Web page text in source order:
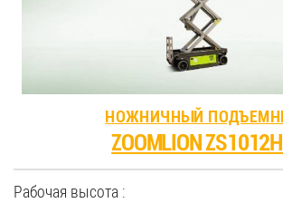
НОЖНИЧНЫЙ
ZOOMLION
Рабочая высота :